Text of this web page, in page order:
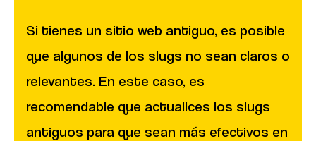
Si tienes un sitio web antiguo, es posible
que algunos de los slugs no sean claros o
relevantes. En este caso, es
recomendable que actualices los slugs
antiguos para que sean más efectivos en